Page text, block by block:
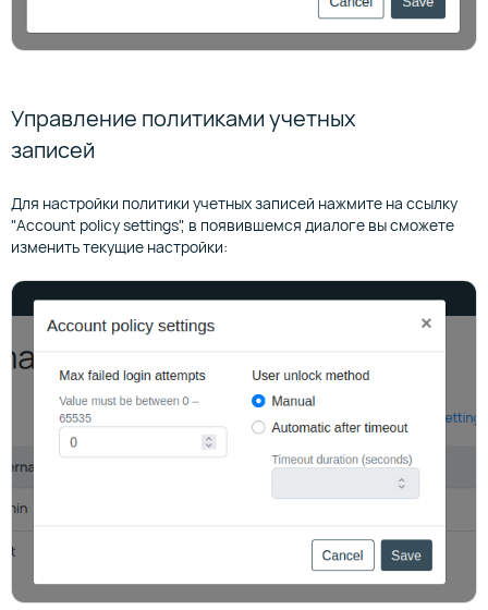
Управление политиками учетных
записей
Для настройки политики учетных записей нажмите на ссылку
"Account policy settings", в появившемся диалоге вы сможете
изменить текущие настройки: